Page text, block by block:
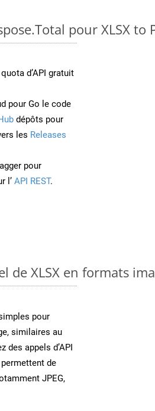
pour XLSX to
d’API gratuit
pour Go le code
dépôts pour
les Releases
pour
l’ API REST.
de XLSX en formats
pour
similaires au
des appels d’API
de
JPEG,